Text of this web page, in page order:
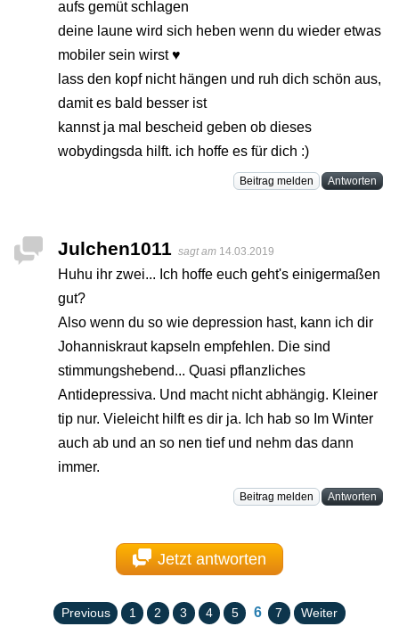
aufs gemüt schlagen
deine laune wird sich heben wenn du wieder etwas
mobiler sein wirst ♥
lass den kopf nicht hängen und ruh dich schön aus,
damit es bald besser ist
kannst ja mal bescheid geben ob dieses
wobydingsda hilft. ich hoffe es für dich :)
Beitrag melden Antworten
Julchen1011 sagt am 14.03.2019
Huhu ihr zwei... Ich hoffe euch geht's einigermaßen
gut?
Also wenn du so wie depression hast, kann ich dir
Johanniskraut kapseln empfehlen. Die sind
stimmungshebend... Quasi pflanzliches
Antidepressiva. Und macht nicht abhängig. Kleiner
tip nur. Vieleicht hilft es dir ja. Ich hab so Im Winter
auch ab und an so nen tief und nehm das dann
immer.
Beitrag melden Antworten
Jetzt antworten
Previous 1 2 3 4 5 6 7 Weiter